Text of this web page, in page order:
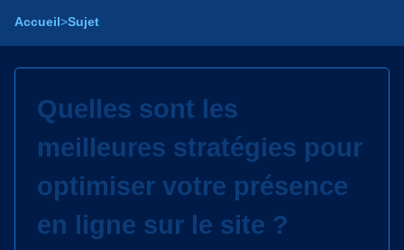
Accueil>Sujet
Quelles sont les
meilleures stratégies pour
optimiser votre présence
en ligne sur le site ?